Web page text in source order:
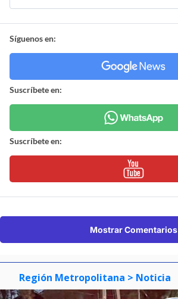
Síguenos en:
Suscríbete en:
Suscríbete en:
Mostrar Comentarios
Región Metropolitana > Noticia